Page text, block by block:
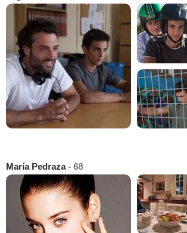
María Pedraza- 68